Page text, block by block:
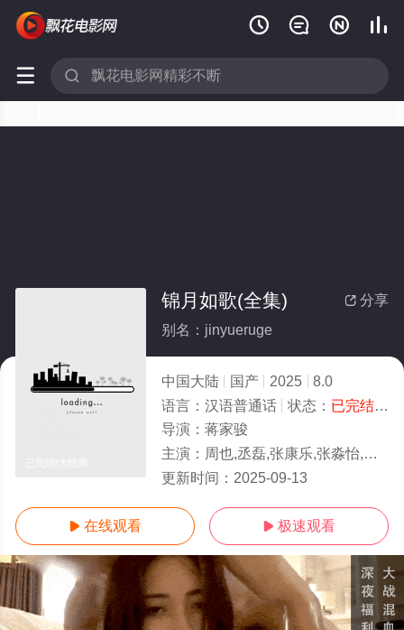
   
 
 分享
锦月如歌(全集)
别名：jinyueruge
中国大陆 国产 2025
8.0
语言： 汉语普通话 状态： 已完结- 免
导演： 蒋家骏
主演： 周也,丞磊,张康乐,张淼怡,李卿,白澍,马天宇,姜超,韩栋,姜贞羽,孔雪儿,毛晓慧,侯长荣,郑国霖,盛一伦
更新时间： 2025-09-13
 在线观看  极速观看